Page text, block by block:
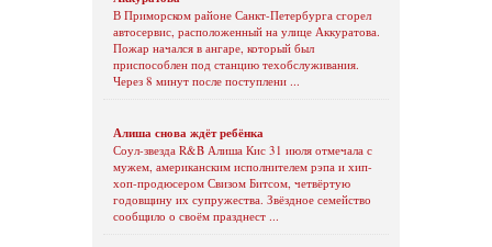
В Приморском районе Санкт-Петербурга сгорел
автосервис, расположенный на улице Аккуратова.
Пожар начался в ангаре, который был
приспособлен под станцию техобслуживания.
Через 8 минут после поступлени ...
Алиша снова ждёт ребёнка
Соул-звезда R&B Алиша Кис 31 июля отмечала с
мужем, американским исполнителем рэпа и хип-
хоп-продюсером Свизом Битсом, четвёртую
годовщину их супружества. Звёздное семейство
сообщило о своём празднест ...